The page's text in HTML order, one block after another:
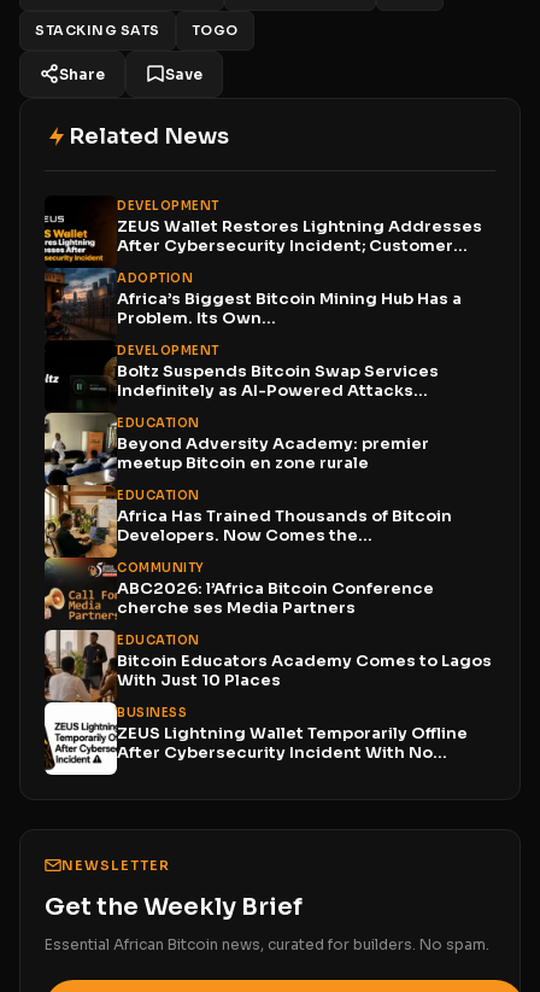
STACKING SATS TOGO
Share Save
Related News
DEVELOPMENT
ZEUS Wallet Restores Lightning Addresses
After Cybersecurity Incident; Customer
ADOPTION
Africa’s Biggest Bitcoin Mining Hub Has a
Problem. Its Own...
DEVELOPMENT
Boltz Suspends Bitcoin Swap Services
Indefinitely as AI-Powered Attacks
EDUCATION
Beyond Adversity Academy: premier
meetup Bitcoin en zone rurale
EDUCATION
Africa Has Trained Thousands of Bitcoin
Developers. Now Comes the...
COMMUNITY
ABC2026: l’Africa Bitcoin Conference
cherche ses Media Partners
EDUCATION
Bitcoin Educators Academy Comes to Lagos
With Just 10 Places
BUSINESS
ZEUS Lightning Wallet Temporarily Offline
After Cybersecurity Incident With No...
NEWSLETTER
Get the Weekly Brief
Essential African Bitcoin news, curated for builders. No spam.